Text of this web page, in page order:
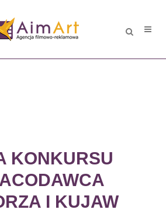
KONKURSU
I KUJAW